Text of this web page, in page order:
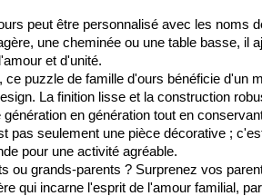
peut être personnalisé avec les noms
une cheminée ou une table basse, il
et d'unité.
puzzle de famille d'ours bénéficie d'un
La finition lisse et la construction
en génération tout en
pas seulement une pièce décorative ;
pour une activité agréable.
ou grands-parents ? Surprenez vos
qui incarne l'esprit de l'amour familial,